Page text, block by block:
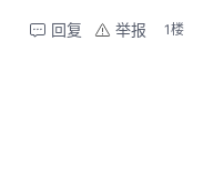
1楼
举报
回复